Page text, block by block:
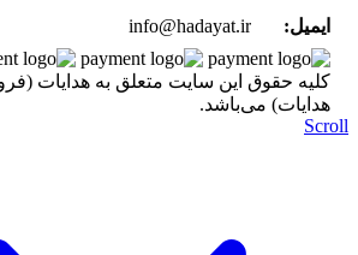
ایمیل:
info@hadayat.ir
کليه حقوق اين سايت متعلق به هدایات
هدایات) می‌باشد.